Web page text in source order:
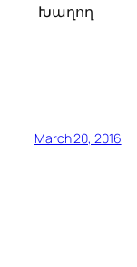
Խաղող
March 20, 2016